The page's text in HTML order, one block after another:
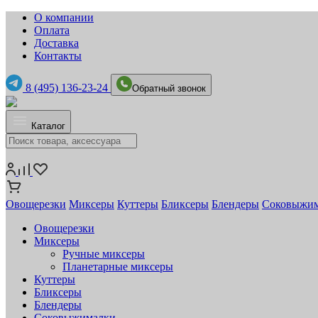
О компании
Оплата
Доставка
Контакты
8 (495) 136-23-24 Обратный звонок
Каталог
Овощерезки Миксеры Куттеры Бликсеры Блендеры
Овощерезки
Миксеры
Ручные миксеры
Планетарные миксеры
Куттеры
Бликсеры
Блендеры